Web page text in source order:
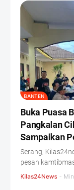
BANTEN
Buka Puasa
Pangkalan
Sampaikan
Serang,
pesan
Kilas24News -